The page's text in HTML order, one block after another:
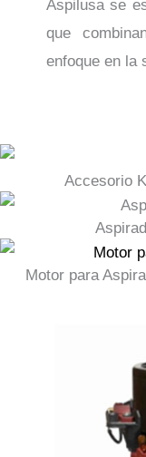
Aspilusa se
que
enfoque en la
Accesorio
Motor para